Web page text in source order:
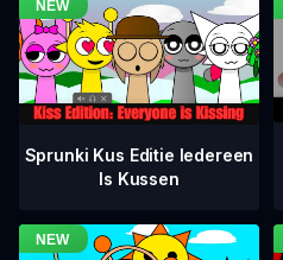
Sprunki Kus Editie Iedereen
Is Kussen